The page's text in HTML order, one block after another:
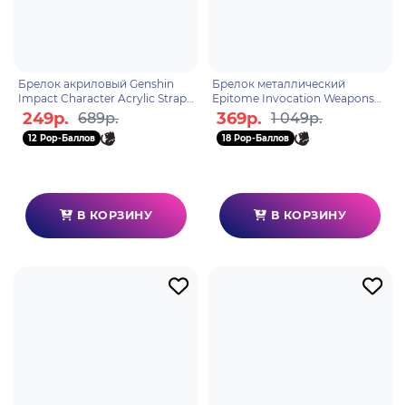
Брелок акриловый Genshin
Impact Character Acrylic Strap
Albedo 6974696616224
249р. 689р.
12 Pop-Баллов
В КОРЗИНУ
Брелок металлический
Epitome Invocation Weapons
Metal Keychains
FreedomSworn 6974696611731
369р. 1 049р.
18 Pop-Баллов
В КОРЗИНУ